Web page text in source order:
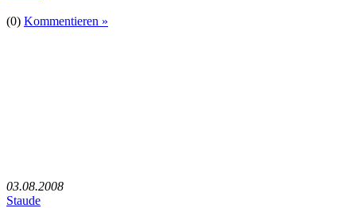
(0) Kommentieren »
03.08.2008
Staude